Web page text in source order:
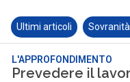
Ultimi articoli
L'APPROFONDIMENTO
Prevedere il